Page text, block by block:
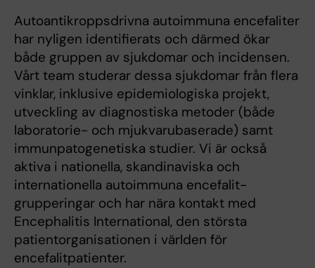
Autoantikroppsdrivna autoimmuna encefaliter
har nyligen identifierats och därmed ökar
både gruppen av sjukdomar och incidensen.
Vårt team studerar dessa sjukdomar från flera
vinklar, inklusive epidemiologiska projekt,
utveckling av diagnostiska metoder (både
laboratorie- och mjukvarubaserade) samt
immunpatogenetiska studier. Vi är också
aktiva i nationella, skandinaviska och
internationella autoimmuna encefalit-
grupperingar och har nära kontakt med
Encephalitis International, den största
patientorganisationen i världen för
encefalitpatienter.